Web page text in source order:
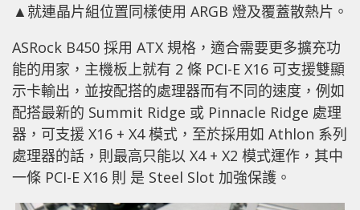
▲就連晶片組位置同樣使用 ARGB 燈及覆蓋散熱片。
ASRock B450 採用 ATX 規格，適合需要更多擴充功
能的用家，主機板上就有 2 條 PCI-E X16 可支援雙顯
示卡輸出，並按配搭的處理器而有不同的速度，例如
配搭最新的 Summit Ridge 或 Pinnacle Ridge 處理
器，可支援 X16 + X4 模式，至於採用如 Athlon 系列
處理器的話，則最高只能以 X4 + X2 模式運作，其中
一條 PCI-E X16 則 是 Steel Slot 加強保護。